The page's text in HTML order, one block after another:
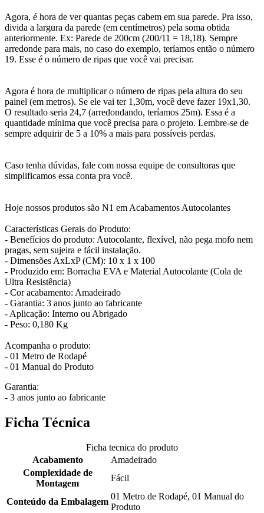
Agora, é hora de ver quantas peças cabem em sua parede. Pra isso,
divida a largura da parede (em centímetros) pela soma obtida
anteriormente. Ex: Parede de 200cm (200/11 = 18,18). Sempre
arredonde para mais, no caso do exemplo, teríamos então o número
19. Esse é o número de ripas que você vai precisar.
Agora é hora de multiplicar o número de ripas pela altura do seu
painel (em metros). Se ele vai ter 1,30m, você deve fazer 19x1,30.
O resultado seria 24,7 (arredondando, teríamos 25m). Essa é a
quantidade mínima que você precisa para o projeto. Lembre-se de
sempre adquirir de 5 a 10% a mais para possíveis perdas.
Caso tenha dúvidas, fale com nossa equipe de consultoras que
simplificamos essa conta pra você.
Hoje nossos produtos são N1 em Acabamentos Autocolantes
Características Gerais do Produto:
- Benefícios do produto: Autocolante, flexível, não pega mofo nem
pragas, sem sujeira e fácil instalação.
- Dimensões AxLxP (CM): 10 x 1 x 100
- Produzido em: Borracha EVA e Material Autocolante (Cola de
Ultra Resistência)
- Cor acabamento: Amadeirado
- Garantia: 3 anos junto ao fabricante
- Aplicação: Interno ou Abrigado
- Peso: 0,180 Kg
Acompanha o produto:
- 01 Metro de Rodapé
- 01 Manual do Produto
Garantia:
- 3 anos junto ao fabricante
Ficha Técnica
Ficha tecnica do produto
Acabamento
Amadeirado
Complexidade de
Montagem
Fácil
Conteúdo da Embalagem
01 Metro de Rodapé, 01 Manual do
Produto